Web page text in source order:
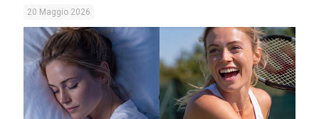
20 Maggio 2026